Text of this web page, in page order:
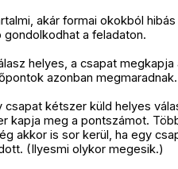
akár formai okokból
gondolkodhat a feladaton.
helyes, a csapat
azonban megmaradnak.
csapat kétszer küld helyes
kapja meg a pontszámot.
akkor is sor kerül, ha egy
(Ilyesmi olykor megesik.)